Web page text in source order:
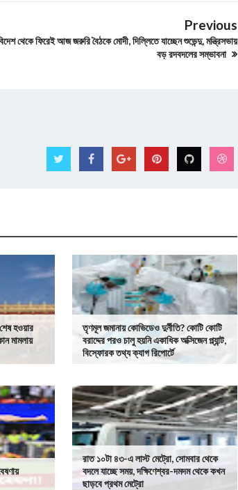
Previous
থেকে ফিরেই আজ জরুরি বৈঠকে মোদী, দিল্লিতে যাচ্ছেন শুভেন্দু, মন্ত্রিসভায়
বড় রদবদলের সম্ভাবনা
হওয়ার
মামলায়
তৃণমূল জমানায় কোভিডেও দুর্নীতি? কোটি কোটি
বরাদ্দের পরও চালু হয়নি একাধিক অক্সিজেন প্ল্যান্ট,
বিস্ফোরক তথ্য ক্যাগ রিপোর্টে
রাত ১০টা ৪৩-এ লাস্ট মেট্রো, সোমবার থেকে
বদলে যাচ্ছে সময়, দক্ষিণেশ্বর-দমদম থেকে কখন
ছাড়বে প্রথম মেট্রো